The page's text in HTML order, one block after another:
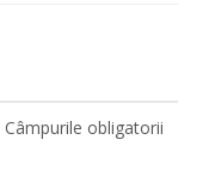
Câmpurile obligatorii